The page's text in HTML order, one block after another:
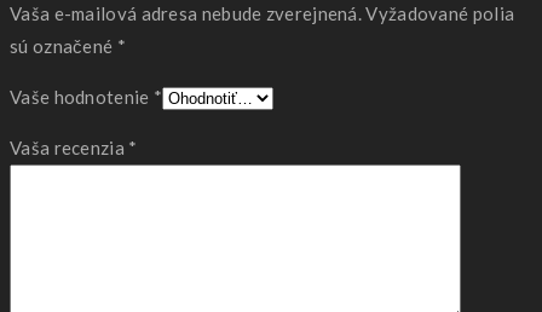
Vaša e-mailová adresa nebude zverejnená.Vyžadované polia
sú označené *
Vaše hodnotenie *
Vaša recenzia *